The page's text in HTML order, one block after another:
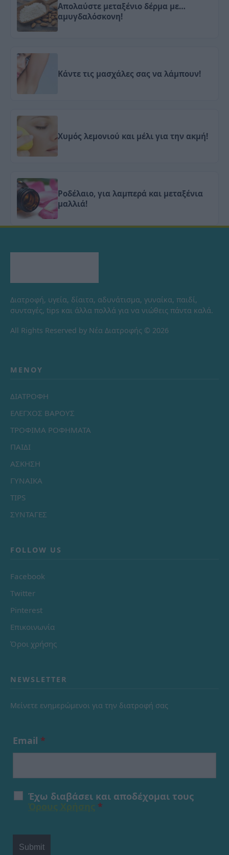
Απολαύστε μεταξένιο δέρμα με…
αμυγδαλόσκονη!
Κάντε τις μασχάλες σας να λάμπουν!
Χυμός λεμονιού και μέλι για την ακμή!
Ροδέλαιο, για λαμπερά και μεταξένια
μαλλιά!
Διατροφή, υγεία, δίαιτα, αδυνάτισμα, γυναίκα, παιδί,
συνταγές, tips και άλλα πολλά για να νιώθεις πάντα καλά.
All Rights Reserved by Νέα Διατροφής © 2026
ΜΕΝΟΎ
ΔΙΑΤΡΟΦΗ
ΕΛΕΓΧΟΣ ΒΑΡΟΥΣ
ΤΡΟΦΙΜΑ ΡΟΦΗΜΑΤΑ
ΠΑΙΔΙ
ΑΣΚΗΣΗ
ΓΥΝΑΙΚΑ
TIPS
ΣΥΝΤΑΓΕΣ
FOLLOW US
Facebook
Twitter
Pinterest
Επικοινωνία
Όροι χρήσης
NEWSLETTER
Μείνετε ενημερώμενοι για την διατροφή σας
Email *
Έχω διαβάσει και αποδέχομαι τους
*